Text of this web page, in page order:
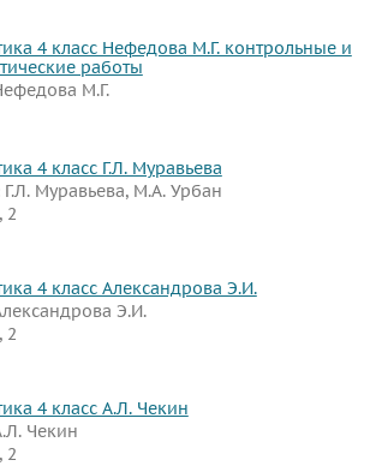
4 класс Нефедова М.Г. контрольные и
работы
М.Г.
4 класс Г.Л. Муравьева
Г.Л. Муравьева, М.А. Урбан
2
4 класс Александрова Э.И.
Э.И.
2
4 класс А.Л. Чекин
Чекин
2